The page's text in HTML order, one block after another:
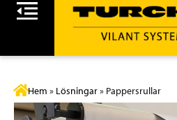
Hem » Lösningar» Pappersrullar